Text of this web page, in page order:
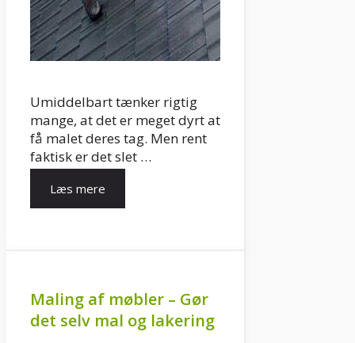
Umiddelbart tænker rigtig
mange, at det er meget dyrt at
få malet deres tag. Men rent
faktisk er det slet …
Læs mere
Maling af møbler – Gør
det selv mal og lakering